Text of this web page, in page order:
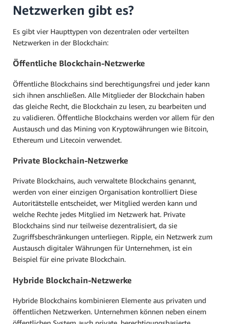
Netzwerken gibt es?
Es gibt vier Haupttypen von dezentralen oder verteilten
Netzwerken in der Blockchain:
Öffentliche Blockchain-Netzwerke
Öffentliche Blockchains sind berechtigungsfrei und jeder kann
sich ihnen anschließen. Alle Mitglieder der Blockchain haben
das gleiche Recht, die Blockchain zu lesen, zu bearbeiten und
zu validieren. Öffentliche Blockchains werden vor allem für den
Austausch und das Mining von Kryptowährungen wie Bitcoin,
Ethereum und Litecoin verwendet.
Private Blockchain-Netzwerke
Private Blockchains, auch verwaltete Blockchains genannt,
werden von einer einzigen Organisation kontrolliert Diese
Autoritätstelle entscheidet, wer Mitglied werden kann und
welche Rechte jedes Mitglied im Netzwerk hat. Private
Blockchains sind nur teilweise dezentralisiert, da sie
Zugriffsbeschränkungen unterliegen. Ripple, ein Netzwerk zum
Austausch digitaler Währungen für Unternehmen, ist ein
Beispiel für eine private Blockchain.
Hybride Blockchain-Netzwerke
Hybride Blockchains kombinieren Elemente aus privaten und
öffentlichen Netzwerken. Unternehmen können neben einem